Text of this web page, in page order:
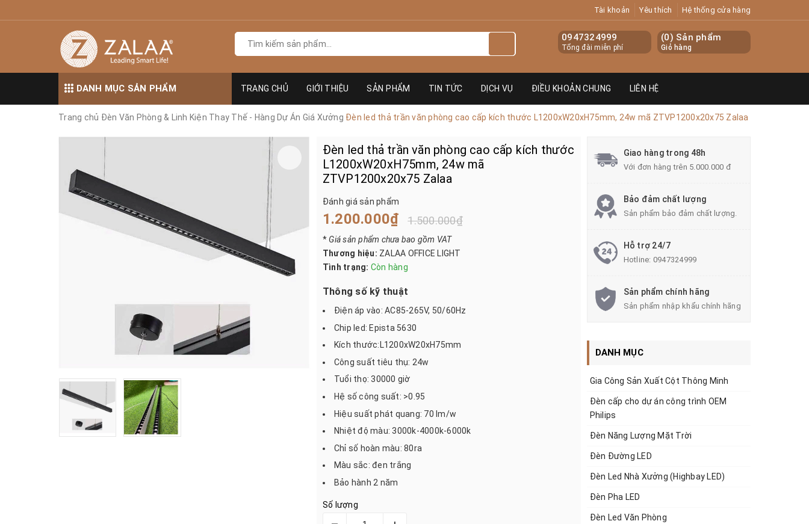
Tài khoản Yêu thích Hệ thống cửa hàng
(0) Sản phẩm
Giỏ hàng
0947324999
Tổng đài miễn phí
DANH MỤC SẢN PHẨM TRANG CHỦ GIỚI THIỆU SẢN PHẨM TIN TỨC DỊCH VỤ ĐIỀU KHOẢN CHUNG LIÊN HỆ
Trang chủ Đèn Văn Phòng & Linh Kiện Thay Thế - Hàng Dự Án Giá Xưởng Đèn led thả trần văn phòng cao cấp kích thước L1200xW20xH75mm, 24w mã ZTVP1200x20x75 Zalaa
Đèn led thả trần văn phòng cao cấp kích thước
L1200xW20xH75mm, 24w mã
ZTVP1200x20x75 Zalaa
Đánh giá sản phẩm
1.200.000₫ 1.500.000₫
*Giá sản phẩm chưa bao gồm VAT
Thương hiệu: ZALAA OFFICE LIGHT
Tình trạng: Còn hàng
Thông số kỹ thuật
Điện áp vào: AC85-265V, 50/60Hz
Chip led: Epista 5630
Kích thước:L1200xW20xH75mm
Công suất tiêu thụ: 24w
Tuổi thọ: 30000 giờ
Hệ số công suất: >0.95
Hiệu suất phát quang: 70 lm/w
Nhiệt độ màu: 3000k-4000k-6000k
Chỉ số hoàn màu: 80ra
Màu sắc: đen trắng
Bảo hành 2 năm
Số lượng
Giao hàng trong 48h
Với đơn hàng trên 5.000.000 đ
Bảo đảm chất lượng
Sản phẩm bảo đảm chất lượng.
Hỗ trợ 24/7
Hotline: 0947324999
Sản phẩm chính hãng
Sản phẩm nhập khẩu chính hãng
DANH MỤC
Gia Công Sản Xuất Cột Thông Minh
Đèn cấp cho dự án công trình OEM
Philips
Đèn Năng Lượng Mặt Trời
Đèn Đường LED
Đèn Led Nhà Xưởng (Highbay LED)
Đèn Pha LED
Đèn Led Văn Phòng